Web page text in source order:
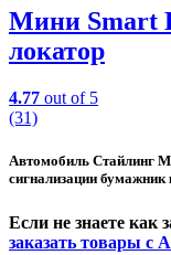
Мини Smart
локатор
4.77 out of 5
(31)
Автомобиль Стайлинг
сигнализации бумажник
Если не знаете как
заказать товары с